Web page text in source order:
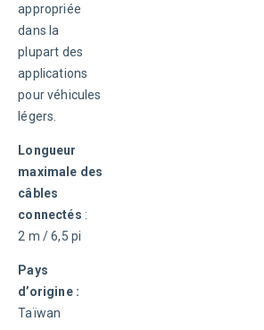
appropriée
dans la
plupart des
applications
pour véhicules
légers.
Longueur
maximale des
câbles
connectés :
2 m / 6,5 pi
Pays
d’origine :
Taïwan